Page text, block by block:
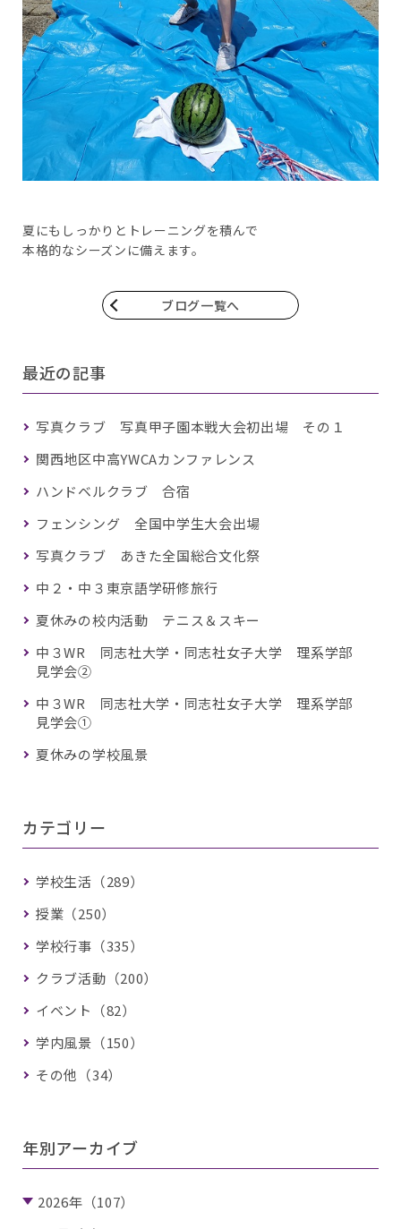
夏にもしっかりとトレーニングを積んで
本格的なシーズンに備えます。
ブログ一覧へ
最近の記事
写真クラブ 写真甲子園本戦大会初出場 その１
関西地区中高YWCAカンファレンス
ハンドベルクラブ 合宿
フェンシング 全国中学生大会出場
写真クラブ あきた全国総合文化祭
中２・中３東京語学研修旅行
夏休みの校内活動 テニス＆スキー
中３WR 同志社大学・同志社女子大学 理系学部
見学会②
中３WR 同志社大学・同志社女子大学 理系学部
見学会①
夏休みの学校風景
カテゴリー
学校生活（289）
授業（250）
学校行事（335）
クラブ活動（200）
イベント（82）
学内風景（150）
その他（34）
年別アーカイブ
2026年（107）